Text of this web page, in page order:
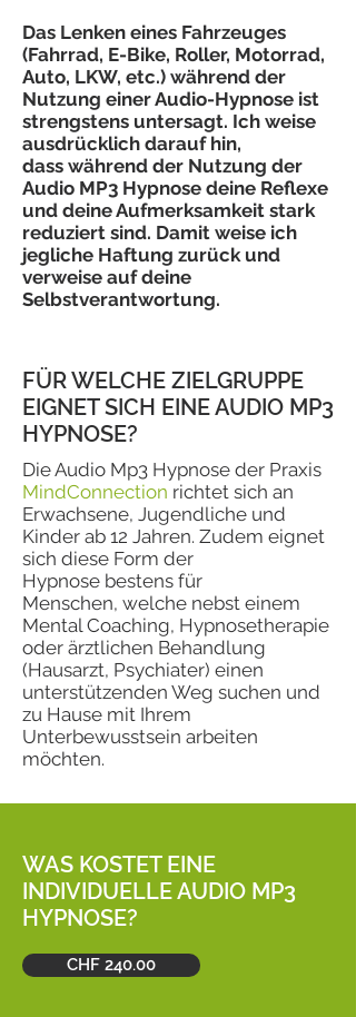
Das Lenken eines Fahrzeuges
(Fahrrad, E-Bike, Roller, Motorrad,
Auto, LKW, etc.) während der
Nutzung einer Audio-Hypnose ist
strengstens untersagt. Ich weise
ausdrücklich darauf hin,
dass während der Nutzung der
Audio MP3 Hypnose deine Reflexe
und deine Aufmerksamkeit stark
reduziert sind. Damit weise ich
jegliche Haftung zurück und
verweise auf deine
Selbstverantwortung.
FÜR WELCHE ZIELGRUPPE
EIGNET SICH EINE AUDIO MP3
HYPNOSE?
Die Audio Mp3 Hypnose der Praxis
MindConnection richtet sich an
Erwachsene, Jugendliche und
Kinder ab 12 Jahren. Zudem eignet
sich diese Form der
Hypnose bestens für
Menschen, welche nebst einem
Mental Coaching, Hypnosetherapie
oder ärztlichen Behandlung
(Hausarzt, Psychiater) einen
unterstützenden Weg suchen und
zu Hause mit Ihrem
Unterbewusstsein arbeiten
möchten.
WAS KOSTET EINE
INDIVIDUELLE AUDIO MP3
HYPNOSE?
CHF 240.00